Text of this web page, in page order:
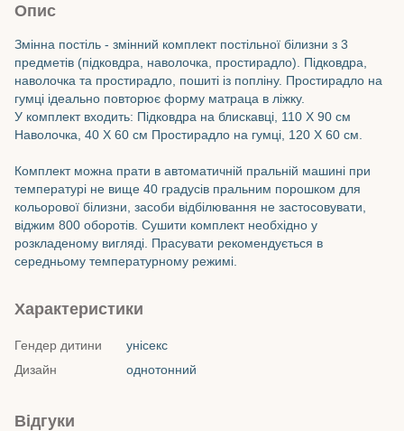
Опис
Змінна постіль - змінний комплект постільної білизни з 3
предметів (підковдра, наволочка, простирадло). Підковдра,
наволочка та простирадло, пошиті із попліну. Простирадло на
гумці ідеально повторює форму матраца в ліжку.
У комплект входить: Підковдра на блискавці, 110 Х 90 см
Наволочка, 40 Х 60 см Простирадло на гумці, 120 Х 60 см.
Комплект можна прати в автоматичній пральній машині при
температурі не вище 40 градусів пральним порошком для
кольорової білизни, засоби відбілювання не застосовувати,
віджим 800 оборотів. Сушити комплект необхідно у
розкладеному вигляді. Прасувати рекомендується в
середньому температурному режимі.
Характеристики
Гендер дитини
унісекс
Дизайн
однотонний
Відгуки